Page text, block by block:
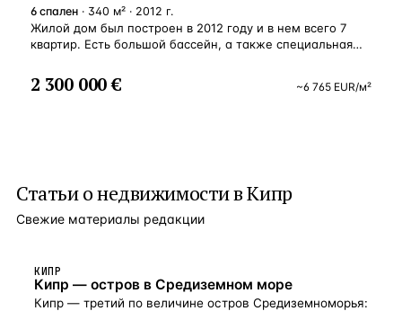
6 спален · 340 м² · 2012 г.
Жилой дом был построен в 2012 году и в нем всего 7
квартир. Есть большой бассейн, а также специальная
продается со всей мебелью и оборудованием! Пентхаус
имеет 6 спален, просторную гостиную и отдельную
оникс и кориан. Есть встроенное освещение,
встроенные шкафы и мебель, изготовленная на заказ.
Шторы во всем пентхаусе выполнены из 100% хлопка
и престижный жилой район с развитой
инфраструктурой. Здание находится недалеко от моря,
но не прямо на главной дороге, соединяющей центр
2 300 000 € ~6 765 EUR/м²
Статьи онедвижимости в Кипр
Свежие материалы редакции
КИПР
Кипр — остров в Средиземном море
Кипр — третий по величине остров Средиземноморья: